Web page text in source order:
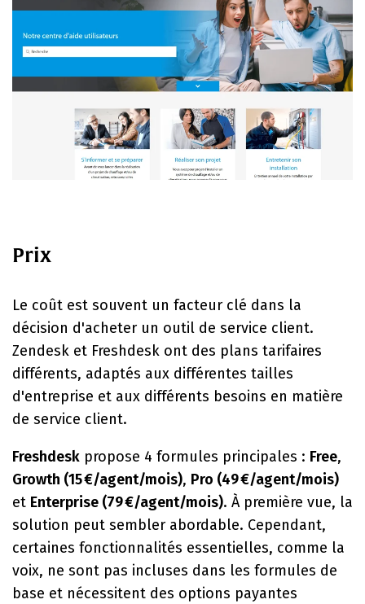
Prix
Le coût est souvent un facteur clé dans la
décision d'acheter un outil de service client.
Zendesk et Freshdesk ont des plans tarifaires
différents, adaptés aux différentes tailles
d'entreprise et aux différents besoins en matière
de service client.
Freshdesk propose 4 formules principales : Free,
Growth (15 €/agent/mois), Pro (49 €/agent/mois)
et Enterprise (79 €/agent/mois). À première vue, la
solution peut sembler abordable. Cependant,
certaines fonctionnalités essentielles, comme la
voix, ne sont pas incluses dans les formules de
base et nécessitent des options payantes